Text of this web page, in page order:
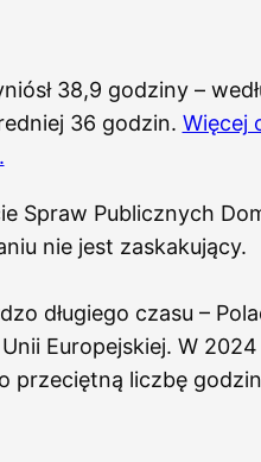
38,9 godziny –
36 godzin. Więcej
Spraw Publicznych
nie jest zaskakujący.
długiego czasu –
Europejskiej. W
przeciętną liczbę